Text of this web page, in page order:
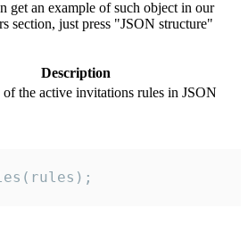
get an example of such object in our
section, just press "JSON structure"
Description
the active invitations rules in JSON